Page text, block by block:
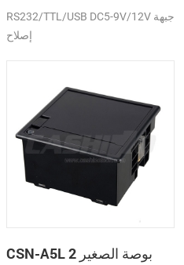
الحرارية
RS232/TTL/USB DC5-9V/12V جبهة
إصلاح
CSN-A5L 2 بوصة الصغير